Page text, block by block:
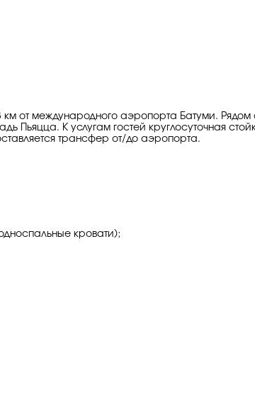
от международного аэропорта Батуми. Рядом
Пьяцца. К услугам гостей круглосуточная
трансфер от/до аэропорта.
кровати);